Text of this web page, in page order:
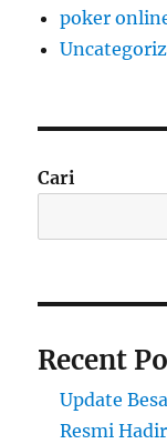
poker
Cari
Recent
Update
Resmi Hadir